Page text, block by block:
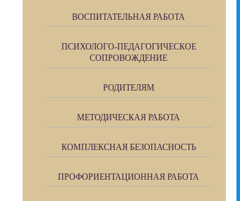
ВОСПИТАТЕЛЬНАЯ РАБОТА
ПСИХОЛОГО-ПЕДАГОГИЧЕСКОЕ
СОПРОВОЖДЕНИЕ
РОДИТЕЛЯМ
МЕТОДИЧЕСКАЯ РАБОТА
КОМПЛЕКСНАЯ БЕЗОПАСНОСТЬ
ПРОФОРИЕНТАЦИОННАЯ РАБОТА